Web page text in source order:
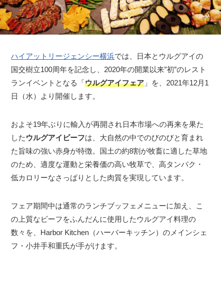
ハイアットリージェンシー横浜では、日本とウルグアイの
国交樹立100周年を記念し、2020年の開業以来”初”のレスト
ランイベントとなる「ウルグアイフェア 」を、2021年12月1
日（水）より開催します。
およそ19年ぶりに輸入が再開され日本市場への再来を果た
したウルグアイビーフは、大自然の中でのびのびと育まれ
た旨味の強い赤身が特徴。国土の約8割が牧畜に適した草地
のため、適度な運動と栄養価の高い牧草で、高タンパク・
低カロリーなさっぱりとした肉質を実現しています。
フェア期間中は通常のランチブッフェメニューに加え、こ
の上質なビーフをふんだんに使用したウルグアイ料理の
数々を、Harbor Kitchen（ハーバーキッチン）のメインシェ
フ・小井手和重氏が手がけます。